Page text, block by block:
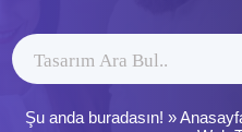
Şu anda buradasın! »